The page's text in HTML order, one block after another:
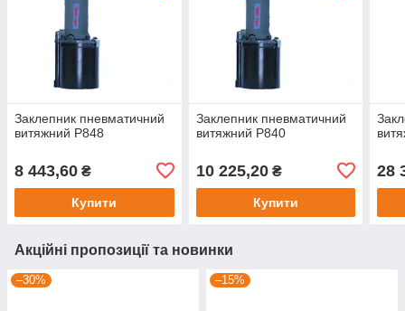
Заклепник пневматичний
витяжний P848
8 443,60 ₴
Купити
Заклепник пневматичний
витяжний P840
10 225,20₴
Купити
28
Акційні пропозиції та новинки
–30% –15%